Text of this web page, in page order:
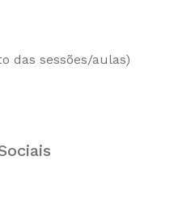
das sessões/aulas)